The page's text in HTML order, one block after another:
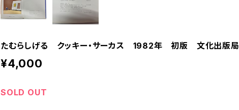
たむらしげる クッキー・サーカス 1982年 初版 文化出版局
¥4,000
SOLD OUT